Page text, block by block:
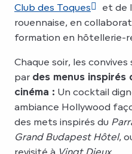
Club des Toques
et de
rouennaise, en
formation en hôtellerie-
Chaque soir, les
par des menus inspirés
cinéma : Un cocktail
ambiance Hollywood
des mets inspirés du
Grand Budapest Hôtel,
revisité à Vingt Dieux…